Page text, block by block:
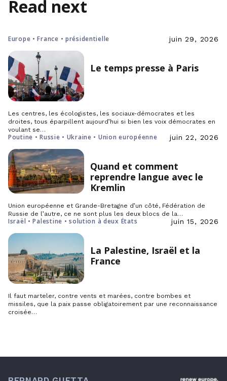
Read next
Europe • France • présidentielle juin 29, 2026
Le temps presse à Paris
Les centres, les écologistes, les sociaux-démocrates et les
droites, tous éparpillent aujourd’hui si bien les voix démocrates en
voulant se…
Poutine • Russie • Ukraine • Union européenne juin 22, 2026
Quand et comment
reprendre langue avec le
Kremlin
Union européenne et Grande-Bretagne d’un côté, Fédération de
Russie de l’autre, ce ne sont plus les deux blocs de la…
Israël • Palestine • solution à deux États juin 15, 2026
La Palestine, Israël et la
France
Il faut marteler, contre vents et marées, contre bombes et
missiles, que la paix passe obligatoirement par une reconnaissance
croisée…